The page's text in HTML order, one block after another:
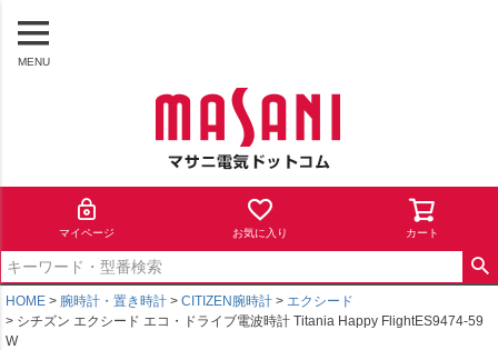
MENU
マイページ お気に入り カート
HOME 腕時計・置き時計 CITIZEN腕時計
エクシード
シチズン エクシード エコ・ドライブ電波時計 Titania Happy FlightES9474-59
W